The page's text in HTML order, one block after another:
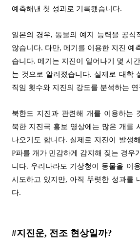
예측해낸 첫 성과로 기록됐습니다.
일본의 경우, 동물의 예지 능력을 공식
않습니다. 다만, 메기를 이용한 지진 예
습니다. 메기는 지진이 일어나기 몇 시
는 것으로 알려졌습니다. 실제로 대학
직임 횟수와 지진의 강도를 분석하는
북한도 지진과 관련해 개를 이용하는
북한 지진국 홍보 영상에는 많은 개를
나오기도 합니다. 실제로 지진이 발생
P파를 개가 민감하게 감지해 짖는 경우
니다. 우리나라도 기상청이 동물을 이
시도하고 있지만, 아직 뚜렷한 성과를
다.
#지진운, 전조 현상일까?